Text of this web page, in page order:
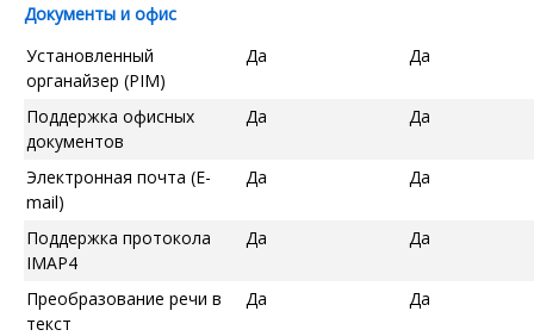
Документы и офис
Установленный
органайзер (PIM)
Да Да
Поддержка офисных
документов
Да Да
Электронная почта (E-
mail)
Да Да
Поддержка протокола
IMAP4
Да Да
Преобразование речи в
текст
Да Да